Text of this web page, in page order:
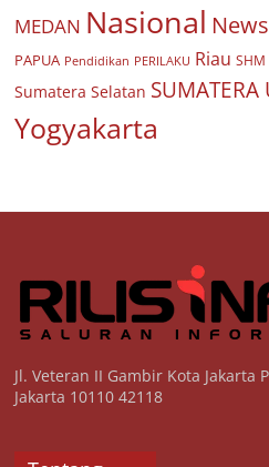
MEDAN Nasional News
PAPUA Pendidikan PERILAKU Riau SHM
Sumatera Selatan SUMATERA
Yogyakarta
Jl. Veteran II Gambir Kota Jakarta
Jakarta 10110 42118